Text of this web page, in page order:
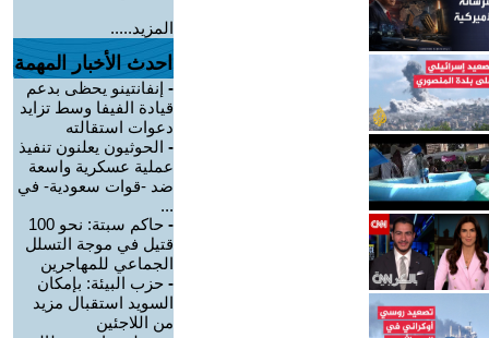
المزيد.....
احدث الأخبار المهمة
- إنفانتينو يحظى بدعم
قيادة الفيفا وسط تزايد
دعوات استقالته
- الحوثيون يعلنون تنفيذ
عملية عسكرية واسعة
ضد -قوات سعودية- في
...
-
حاكم سبتة: نحو 100
قتيل في موجة التسلل
الجماعي للمهاجرين
- حزب البيئة: بإمكان
السويد استقبال مزيد
من اللاجئين